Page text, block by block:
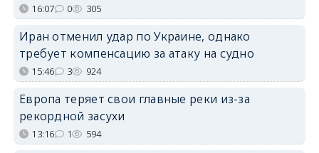
16:07 0 305
Иран отменил удар по Украине, однако
требует компенсацию за атаку на судно
15:46 3 924
Европа теряет свои главные реки из-за
рекордной засухи
13:16 1 594